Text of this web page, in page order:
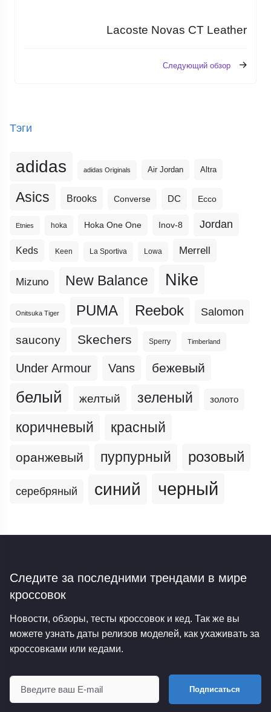
Lacoste Novas CT Leather
Следующий обзор
Тэги
adidas adidas Originals Air Jordan Altra
Asics Brooks Converse DC Ecco
Etnies hoka Hoka One One Inov-8 Jordan
Keds Keen La Sportiva Lowa Merrell
Mizuno New Balance Nike
Onitsuka Tiger PUMA Reebok Salomon
saucony Skechers Sperry Timberland
Under Armour Vans бежевый
белый желтый зеленый золото
коричневый красный
оранжевый пурпурный розовый
серебряный синий черный
Следите за последними трендами в мире
кроссовок
Новости, обзоры, тесты кроссовок и кед. Так же вы
можете узнать даты релизов моделей, как ухаживать за
кроссовками или кедами.
Подписаться